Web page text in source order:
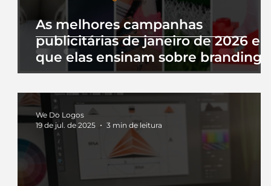
As melhores campanhas
publicitárias de janeiro de 2026 e
que elas ensinam sobre branding
We Do Logos
19 de jul. de 2025
3 min de leitura